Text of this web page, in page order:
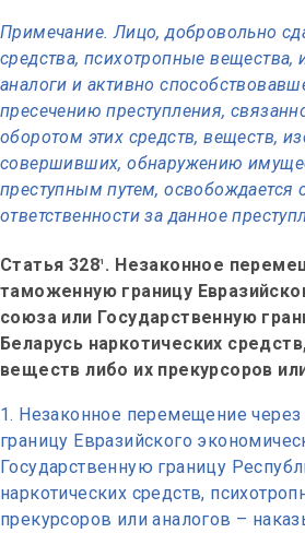
Примечание. Лицо, добровольно
средства, психотропные вещества,
аналоги и активно
пресечению преступления,
оборотом этих средств, веществ,
совершивших, обнаружению
преступным путем, освобождается
ответственности за данное
Статья 3281 . Незаконное
таможенную границу
союза или Государственную
Беларусь наркотических
веществ либо их прекурсоров
Незаконное перемещение
границу Евразийского
Государственную границу
наркотических средств,
прекурсоров или аналогов –